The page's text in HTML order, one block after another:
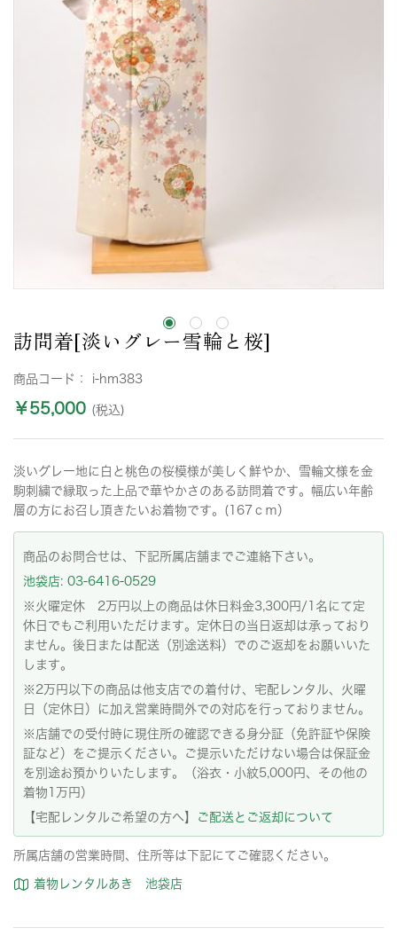
訪問着[淡いグレー雪輪と桜]
商品コード： i-hm383
￥55,000 (税込)
淡いグレー地に白と桃色の桜模様が美しく鮮やか、雪輪文様を金
駒刺繍で縁取った上品で華やかさのある訪問着です。幅広い年齢
層の方にお召し頂きたいお着物です。(167ｃｍ）
商品のお問合せは、下記所属店舗までご連絡下さい。
池袋店: 03-6416-0529
※火曜定休 2万円以上の商品は休日料金3,300円/1名にて定
休日でもご利用いただけます。定休日の当日返却は承っており
ません。後日または配送（別途送料）でのご返却をお願いいた
します。
※2万円以下の商品は他支店での着付け、宅配レンタル、火曜
日（定休日）に加え営業時間外での対応を行っておりません。
※店舗での受付時に現住所の確認できる身分証（免許証や保険
証など）をご提示ください。ご提示いただけない場合は保証金
を別途お預かりいたします。（浴衣・小紋5,000円、その他の
着物1万円）
【宅配レンタルご希望の方へ】
ご配送とご返却について
所属店舗の営業時間、住所等は下記にてご確認ください。
着物レンタルあき 池袋店